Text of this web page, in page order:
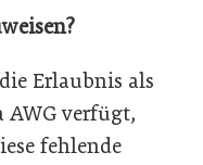
Erlaubnis als
AWG verfügt,
fehlende